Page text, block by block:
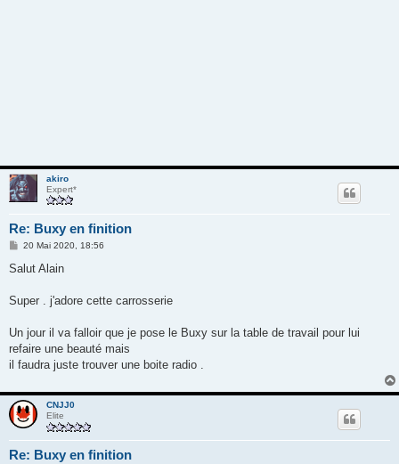
akiro
Expert*
Re: Buxy en finition
M
s
g
e
20 Mai 2020, 18:56
Salut Alain
Super . j'adore cette carrosserie
Un jour il va falloir que je pose le Buxy sur la table de travail pour lui
refaire une beauté mais
il faudra juste trouver une boite radio .
CNJJ0
Elite
Re: Buxy en finition